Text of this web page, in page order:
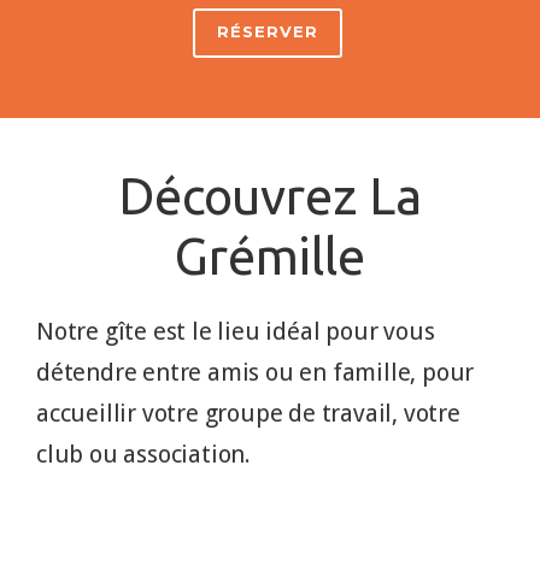
RÉSERVER
Découvrez La
Grémille
Notre gîte est le lieu idéal pour vous
détendre entre amis ou en famille, pour
accueillir votre groupe de travail, votre
club ou association.